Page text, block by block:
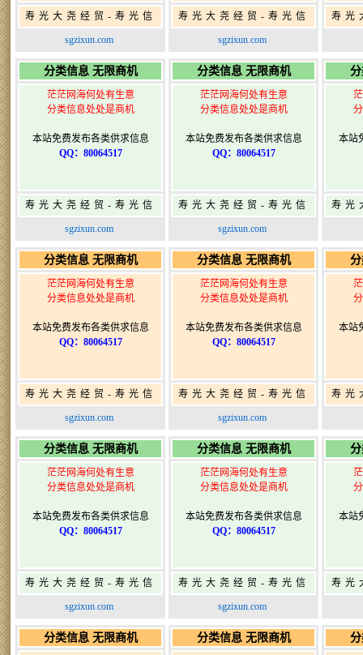
寿光大尧经贸-寿光信
息网-免费信息发布网-
sgzixun.com
寿光大尧经贸-寿光信
息网-免费信息发布网-
sgzixun.com
寿光
分类信息 无限商机
茫茫网海何处有生意
分类信息处处是商机
本站免费发布各类供求信息
QQ：80064517
寿光大尧经贸-寿光信
息网-免费信息发布网-
sgzixun.com
分类信息 无限商机
茫茫网海何处有生意
分类信息处处是商机
本站免费发布各类供求信息
QQ：80064517
寿光大尧经贸-寿光信
息网-免费信息发布网-
sgzixun.com
本站
寿光
分类信息 无限商机
茫茫网海何处有生意
分类信息处处是商机
本站免费发布各类供求信息
QQ：80064517
寿光大尧经贸-寿光信
息网-免费信息发布网-
sgzixun.com
分类信息 无限商机
茫茫网海何处有生意
分类信息处处是商机
本站免费发布各类供求信息
QQ：80064517
寿光大尧经贸-寿光信
息网-免费信息发布网-
sgzixun.com
本站
寿光
分类信息 无限商机
茫茫网海何处有生意
分类信息处处是商机
本站免费发布各类供求信息
QQ：80064517
寿光大尧经贸-寿光信
息网-免费信息发布网-
sgzixun.com
分类信息 无限商机
茫茫网海何处有生意
分类信息处处是商机
本站免费发布各类供求信息
QQ：80064517
寿光大尧经贸-寿光信
息网-免费信息发布网-
sgzixun.com
本站
寿光
分类信息 无限商机 分类信息 无限商机